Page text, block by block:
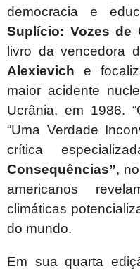
democracia e
Suplício: Vozes de
livro da vencedora
Alexievich e
maior acidente
Ucrânia, em 1986.
“Uma Verdade
crítica
Consequências”,
americanos
climáticas
do mundo.
Em sua quarta